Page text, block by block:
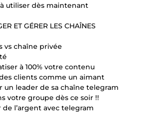
utiliser dès maintenant
ET GÉRER LES CHAÎNES
vs chaîne privée
à 100% votre contenu
clients comme un aimant
un leader de sa chaîne telegram
votre groupe dès ce soir !!
l’argent avec telegram